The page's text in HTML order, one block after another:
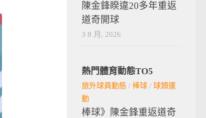
陳金鋒睽違20多年重返
道奇開球
3 8 月, 2026
熱門體育動態TO5
旅外球員動態 / 棒球 / 球類運
動
棒球》陳金鋒重返道奇